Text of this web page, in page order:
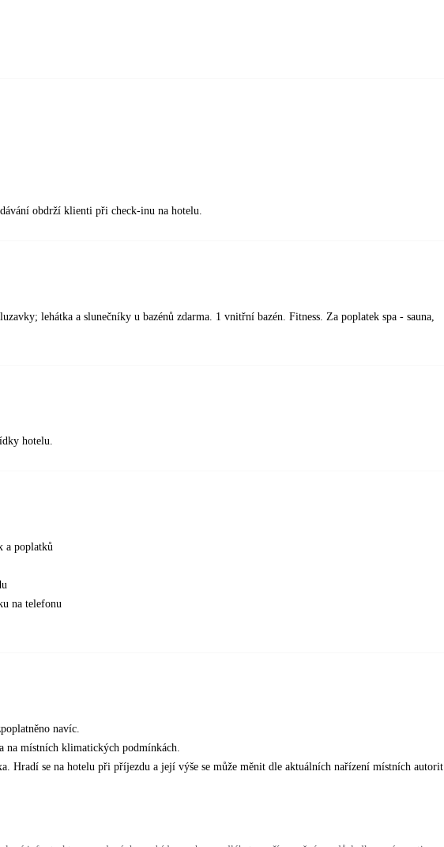
obdrží klienti při check-inu na hotelu.
lehátka a slunečníky u bazénů zdarma. 1 vnitřní bazén. Fitness. Za poplatek spa - sauna,
hotelu.
a poplatků
na telefonu
navíc.
na místních klimatických podmínkách.
Hradí se na hotelu při příjezdu a její výše se může měnit dle aktuálních nařízení místních autorit.